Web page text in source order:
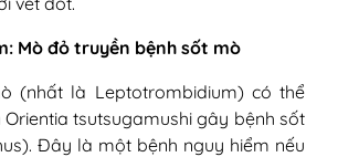
Mò đỏ truyền bệnh sốt mò
(nhất là Leptotrombidium) có thể
tsutsugamushi gây bệnh sốt
Đây là một bệnh nguy hiểm nếu